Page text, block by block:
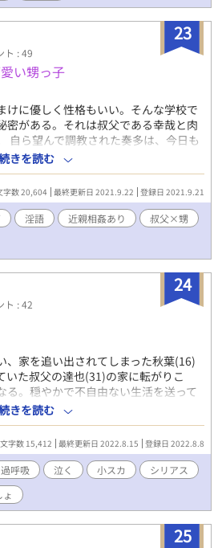
23
ト : 49
い甥っ子
けに優しく性格もいい。そんな学校で
密がある。それは叔父である幸哉と肉
自ら望んで調教された奏多は、今日も
のであった。 ・・・・・ 小説家の叔父
教済みで、元々は甥が叔父に手を出し
画館での声我慢、ペットプレイなどが
きを読む
字数 20,604 最終更新日 2021.9.22 登録日 2021.9.21
淫語 近親相姦あり
叔父×甥
24
ト : 42
、家を追い出されてしまった秋葉(16)
いた叔父の達也(31)の家に転がりこ
る。穏やかで不自由ない生活を送って
日通学中の電車で痴漢被害に遭ってし
けに、昔のトラウマが蘇ってしま
きを読む
文字数 15,412 最終更新日 2022.8.15 登録日 2022.8.8
過呼吸 泣く 小スカ
シリアス
ょ
25